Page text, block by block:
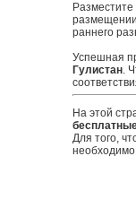
Разместите
раннего
Успешная
Гулистан.
На этой
Для того,
необходимо